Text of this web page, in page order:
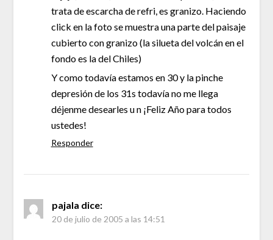
trata de escarcha de refri, es granizo. Haciendo
click en la foto se muestra una parte del paisaje
cubierto con granizo (la silueta del volcán en el
fondo es la del Chiles)
Y como todavía estamos en 30 y la pinche
depresión de los 31s todavía no me llega
déjenme desearles u n ¡Feliz Año para todos
ustedes!
Responder
pajala dice:
20 de julio de 2005 a las 14:51